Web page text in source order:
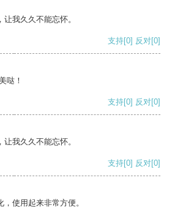
我久久不能忘怀。
支持[0] 反对[0]
哒！
支持[0] 反对[0]
我久久不能忘怀。
支持[0] 反对[0]
使用起来非常方便。